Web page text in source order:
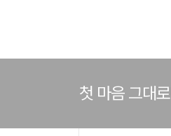
첫 마음 그대